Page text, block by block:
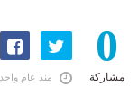
0
مشاركة منذ عام واحد